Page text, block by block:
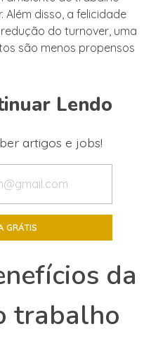
disso, a felicidade
do turnover, uma
são menos propensos
Lendo
artigos e jobs!
da
trabalho